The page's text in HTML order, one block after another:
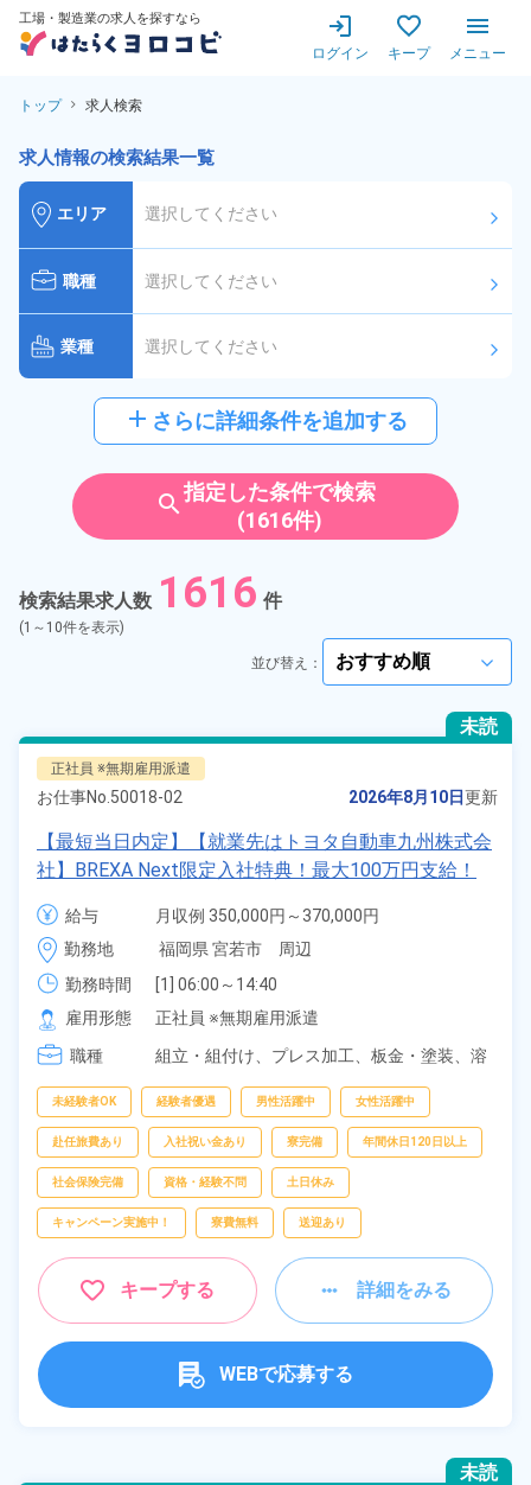
工場・製造業の求人を探すなら
ログイン キープ メニュー
トップ 求人検索
求人情報の検索結果一覧
エリア 選択してください arrow_forward_ios
職種 選択してください arrow_forward_ios
業種 選択してください arrow_forward_ios
選択してください
雇用形態 派遣社員
紹介予定派遣
契約社員
アルバイト・パート
正社員 ※無期雇用派遣
期間従業員
こだわり 選択してください
タグ 選択してください
ド
自宅周辺の
お仕事
Geo API」(HeartRails Inc.)
add さらに詳細条件を追加する
search指定した条件で検索
(1616件)
検索結果求人数 1616 件
(1～10件を表示)
並び替え： arrow_forward_ios
未読
正社員 ※無期雇用派遣
お仕事No. 50018-02 2026年8月10日更新
【最短当日内定】【就業先はトヨタ自動車九州株式会
社】BREXA Next限定入社特典！最大100万円支給！
寮費無料！昇給＆業績賞与あり！相当支給★大手自動
車メーカーで車の組立・溶接・塗装作業！未経験歓迎
♪昇給＆業績賞与など各種手当も充実！備品付き1R寮
完備♪カバン一つで赴任OK！20代～30代の男女活躍
中！格安食堂あり♪生活支援物資事前対応可◎《福岡
県宮若市》
給与
月収例 350,000円～370,000円
給与 255,000円～255,000円
勤務地
福岡県 宮若市　周辺
勤務時間
[1] 06:00～14:40
[2] 16:00～00:40
[3] 16:30～01:10
[4] 15:20～00:00
雇用形態
正社員 ※無期雇用派遣
職種
組立・組付け、 プレス加工、 板金・塗装、 溶
未経験者OK 経験者優遇 男性活躍中 女性活躍中
赴任旅費あり 入社祝い金あり 寮完備 年間休日120日以上
社会保険完備 資格・経験不問 土日休み
キャンペーン実施中！ 寮費無料 送迎あり
キープする 詳細をみる
WEBで応募する
未読